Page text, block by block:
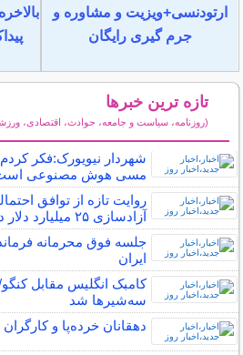
ارتودنسی+ویزیت و مشاوره و
جرم گیری رایگان
تازه ترین خبرها
(روزنامه، سیاست و جامعه، حوادث، اقتصادی،
شهردار نیویورک:فکر
مسی هوش مصنوعی
روایت تازه از توافق
آزادسازی ۲۵ میلیارد دلار دارایی ایران
جلسه فوق محرمانه
ایران
کامبک انگلیس مقابل
سه‌شیرها شد
دهقانان خرده‌پا و